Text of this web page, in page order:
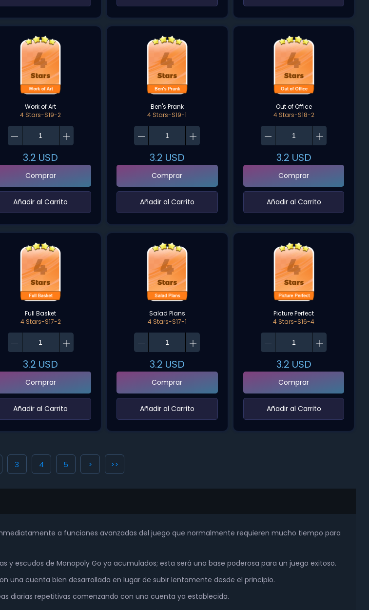
Work of Art
4 Stars-S19-2
3.2 USD
Comprar
‌Añadir al Carrito‌
Ben's Prank
4 Stars-S19-1
3.2 USD
Comprar
‌Añadir al Carrito‌
Out of Office
4 Stars-S18-2
3.2 USD
Comprar
‌Añadir al Carrito‌
Full Basket
4 Stars-S17-2
3.2 USD
Comprar
‌Añadir al Carrito‌
Salad Plans
4 Stars-S17-1
3.2 USD
Comprar
‌Añadir al Carrito‌
Picture Perfect
4 Stars-S16-4
3.2 USD
Comprar
‌Añadir al Carrito‌
3 4 5 > >>
a funciones avanzadas del juego que normalmente requieren mucho tiempo para
y escudos de Monopoly Go ya acumulados; esta será una base poderosa para un juego exitoso.
una cuenta bien desarrollada en lugar de subir lentamente desde el principio.
diarias repetitivas comenzando con una cuenta ya establecida.